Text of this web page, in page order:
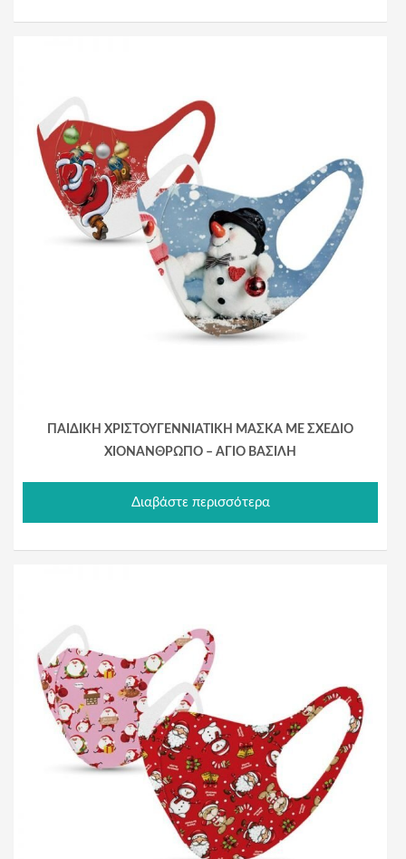
ΠΑΙΔΙΚΗ ΧΡΙΣΤΟΥΓΕΝΝΙΑΤΙΚΗ ΜΑΣΚΑ ΜΕ ΣΧΕΔΙΟ
ΧΙΟΝΑΝΘΡΩΠΟ – ΑΓΙΟ ΒΑΣΙΛΗ
Διαβάστε περισσότερα